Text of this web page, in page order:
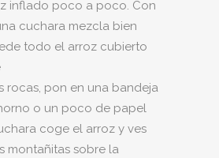
inflado poco a poco. Con
cuchara mezcla bien
todo el arroz cubierto
rocas, pon en una bandeja
o un poco de papel
coge el arroz y ves
montañitas sobre la